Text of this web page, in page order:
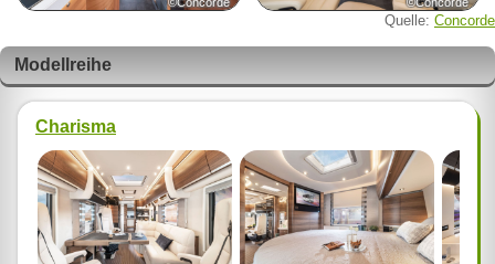
Quelle: Concorde
Modellreihe
Charisma